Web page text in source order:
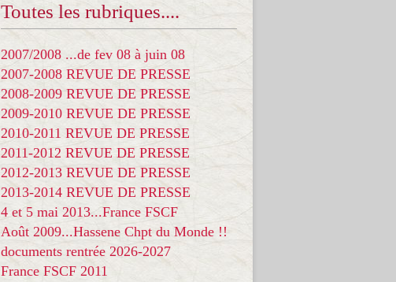
Toutes les rubriques....
2007/2008 ...de fev 08 à juin 08
2007-2008 REVUE DE PRESSE
2008-2009 REVUE DE PRESSE
2009-2010 REVUE DE PRESSE
2010-2011 REVUE DE PRESSE
2011-2012 REVUE DE PRESSE
2012-2013 REVUE DE PRESSE
2013-2014 REVUE DE PRESSE
4 et 5 mai 2013...France FSCF
Août 2009...Hassene Chpt du Monde !!
documents rentrée 2026-2027
France FSCF 2011